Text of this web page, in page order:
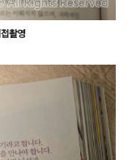
촬영